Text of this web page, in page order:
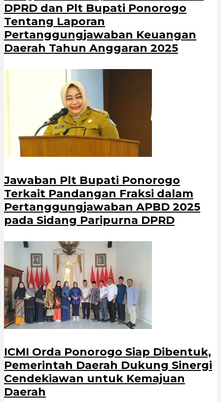
DPRD dan Plt Bupati Ponorogo
Tentang Laporan
Pertanggungjawaban Keuangan
Daerah Tahun Anggaran 2025
Jawaban Plt Bupati Ponorogo
Terkait Pandangan Fraksi dalam
Pertanggungjawaban APBD 2025
pada Sidang Paripurna DPRD
ICMI Orda Ponorogo Siap Dibentuk,
Pemerintah Daerah Dukung Sinergi
Cendekiawan untuk Kemajuan
Daerah